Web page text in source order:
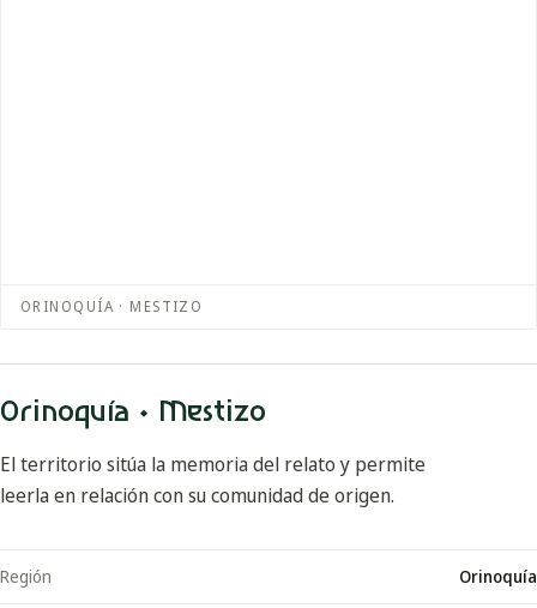
ORINOQUÍA · MESTIZO
Orinoquía · Mestizo
El territorio sitúa la memoria del relato y permite
leerla en relación con su comunidad de origen.
Región Orinoquía